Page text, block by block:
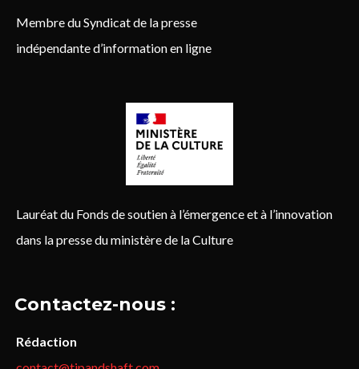
Membre du Syndicat de la presse
indépendante d’information en ligne
Lauréat du Fonds de soutien à l’émergence et à l’innovation
dans la presse du ministère de la Culture
Contactez-nous :
Rédaction